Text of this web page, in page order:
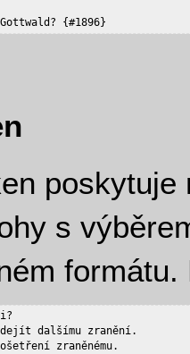
s
dalšímu zranění.
zraněnému.